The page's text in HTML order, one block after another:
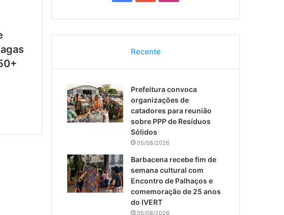
c
e
b
o
o
k
u
T
u
b
e
s
a
g
r
Recente
Prefeitura convoca
organizações de
catadores para reunião
sobre PPP de Resíduos
Sólidos
05/08/2026
Barbacena recebe fim de
semana cultural com
Encontro de Palhaços e
comemoração de 25 anos
do IVERT
05/08/2026